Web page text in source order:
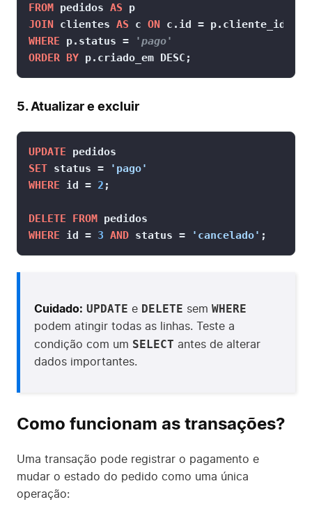
FROM pedidos AS
JOIN clientes AS c ON
WHERE p.status =
'pago'
ORDER BY p.criado_em DESC;
5. Atualizar e excluir
UPDATE
SET status =
'pago'
WHERE id = 2 ;
DELETE FROM
WHERE id = 3 AND status = 'cancelado' ;
Cuidado: UPDATE e DELETE sem WHERE
podem atingir todas as linhas. Teste a
condição com um SELECT antes de alterar
dados importantes.
Como funcionam as transações?
Uma transação pode registrar o pagamento e
mudar o estado do pedido como uma única
operação: